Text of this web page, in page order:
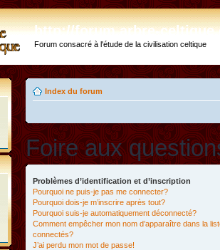
http://forum.arbre-
Forum consacré à l'étude de la civilisation celtique
Index du forum
Foire aux
Problèmes d’identification et d’inscription
Pourquoi ne puis-je pas me connecter?
Pourquoi dois-je m’inscrire après tout?
Pourquoi suis-je automatiquement déconnecté?
Comment empêcher mon nom d’apparaître dans la
connectés?
J’ai perdu mon mot de passe!